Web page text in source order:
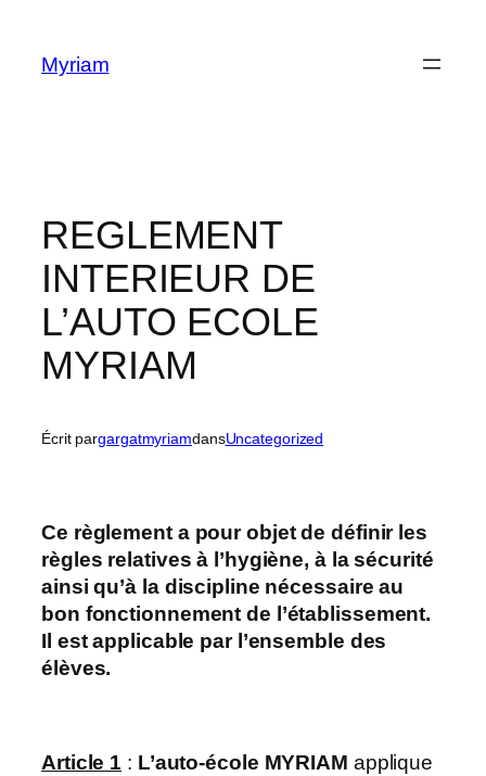
Myriam
REGLEMENT
INTERIEUR DE
L’AUTO ECOLE
MYRIAM
Écrit pargargatmyriamdansUncategorized
Ce règlement a pour objet de définir les
règles relatives à l’hygiène, à la sécurité
ainsi qu’à la discipline nécessaire au
bon fonctionnement de l’établissement.
Il est applicable par l’ensemble des
élèves.
Article 1 : L’auto-école MYRIAM applique